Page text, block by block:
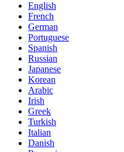
English
French
German
Portuguese
Spanish
Russian
Japanese
Korean
Arabic
Irish
Greek
Turkish
Italian
Danish